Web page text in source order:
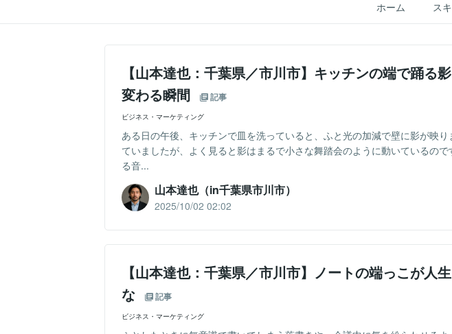
ホーム ス
【山本達也：千葉県／市川市】キッチンの端で踊
変わる瞬間
記事
ビジネス・マーケティング
ある日の午後、キッチンで皿を洗っていると、ふと光の加減で壁に影が映
ていましたが、よく見ると影はまるで小さな舞踏会のように動いているの
る音...
山本達也（in千葉県市川市）
2025/10/02 02:02
【山本達也：千葉県／市川市】ノートの端っこが人
な
記事
ビジネス・マーケティング